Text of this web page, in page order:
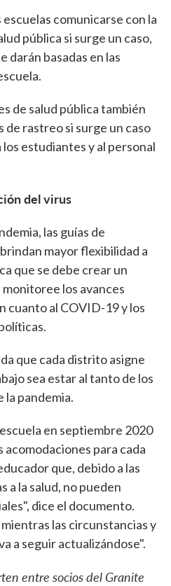
escuelas comunicarse con la
pública si surge un caso,
darán basadas en las
de salud pública también
de rastreo si surge un caso
estudiantes y al personal
del virus
las guías de
mayor flexibilidad a
que se debe crear un
los avances
cuanto al COVID-19 y los
que cada distrito asigne
sea estar al tanto de los
la pandemia.
en septiembre 2020
acomodaciones para cada
que, debido a las
a la salud, no pueden
dice el documento.
mientras las circunstancias y
a seguir actualizándose".
entre socios del Granite